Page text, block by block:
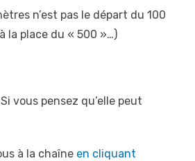
n’est pas le départ du 100
la place du « 500 »…)
vous pensez qu’elle peut
à la chaîne en cliquant